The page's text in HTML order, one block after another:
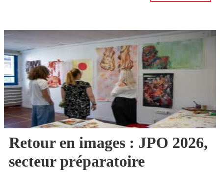
Retour en images : JPO 2026,
secteur préparatoire